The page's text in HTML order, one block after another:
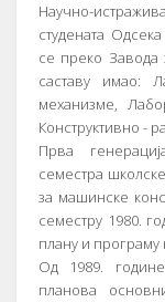
Научно-
студената
се преко Завода
саставу имао:
механизме,
Конструктивно -
Прва
семестра
за машинске
семестру 1980.
плану и програму
Од 1989.
планова